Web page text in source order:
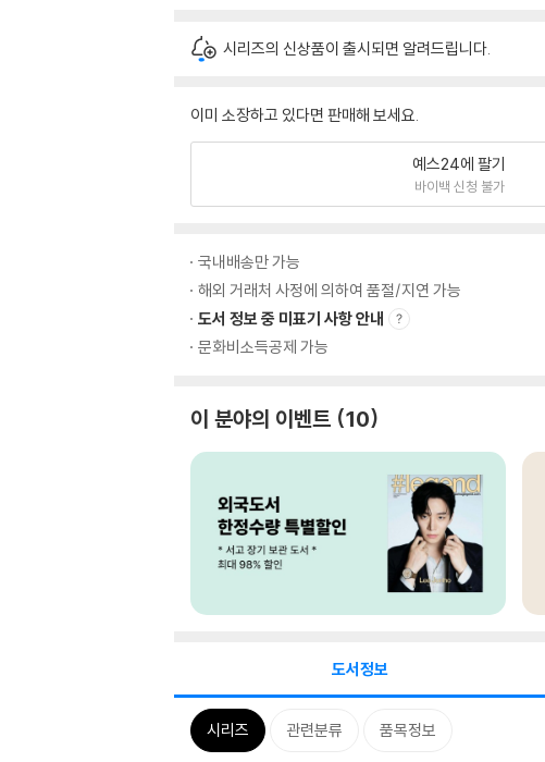
시리즈의 신상품이 출시되면 알려드립니다.
이미 소장하고 있다면 판매해 보세요.
예스24에 팔기
바이백 신청 불가
국내배송만 가능
해외 거래처 사정에 의하여 품절/지연 가능
도서 정보 중 미표기 사항 안내
문화비소득공제 가능
이 분야의 이벤트 10
도서정보
시리즈 관련분류 품목정보